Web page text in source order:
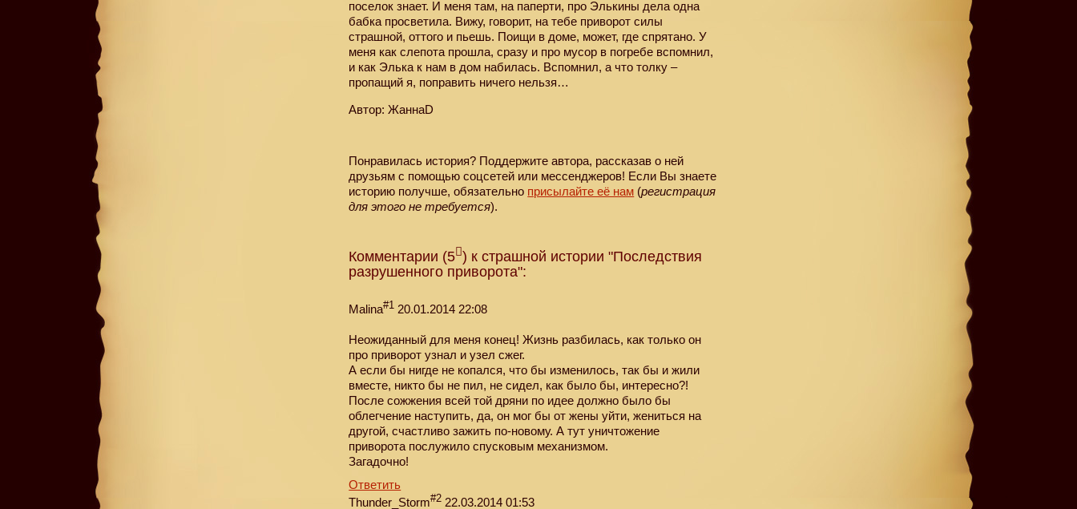
поселок знает. И меня там, на паперти, про Элькины дела одна
бабка просветила. Вижу, говорит, на тебе приворот силы
страшной, оттого и пьешь. Поищи в доме, может, где спрятано. У
меня как слепота прошла, сразу и про мусор в погребе вспомнил,
и как Элька к нам в дом набилась. Вспомнил, а что толку –
пропащий я, поправить ничего нельзя…
Автор: ЖаннаD
Понравилась история? Поддержите автора, рассказав о ней
друзьям с помощью соцсетей или мессенджеров! Если Вы знаете
историю получше, обязательно присылайте её нам (регистрация
для этого не требуется).
Комментарии (5 ) к страшной истории "Последствия
разрушенного приворота":
Malina#1 20.01.2014 22:08
Неожиданный для меня конец! Жизнь разбилась, как только он
про приворот узнал и узел сжег.
А если бы нигде не копался, что бы изменилось, так бы и жили
вместе, никто бы не пил, не сидел, как было бы, интересно?!
После сожжения всей той дряни по идее должно было бы
облегчение наступить, да, он мог бы от жены уйти, жениться на
другой, счастливо зажить по-новому. А тут уничтожение
приворота послужило спусковым механизмом.
Загадочно!
Ответить
Thunder_Storm#2 22.03.2014 01:53